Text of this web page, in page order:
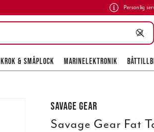
Personlig
KROK & SMÅPLOCK MARINELEKTRONIK
Savage Gear
Savage Gear Fat